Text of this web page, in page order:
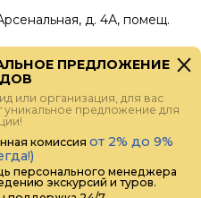
д. 4А, помещ.
ПРЕДЛОЖЕНИЕ
или организация, для вас
уникальное предложение для
комиссия от 2% до 9%
персонального менеджера
экскурсий и туров.